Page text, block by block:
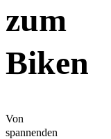
zum
Biken
Von
spannenden